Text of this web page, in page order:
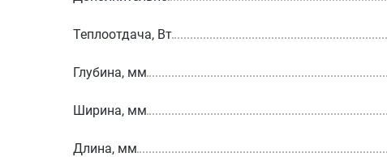
Теплоотдача, Вт
Глубина, мм
Ширина, мм
Длина, мм